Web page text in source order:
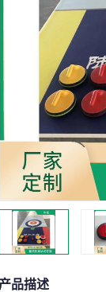
产品描述